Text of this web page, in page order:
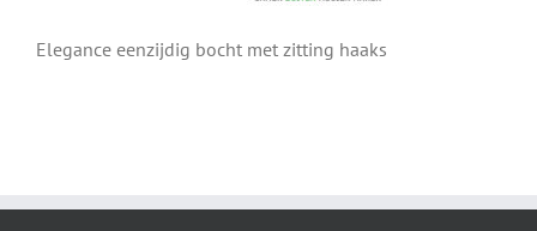
Elegance eenzijdig bocht met zitting haaks